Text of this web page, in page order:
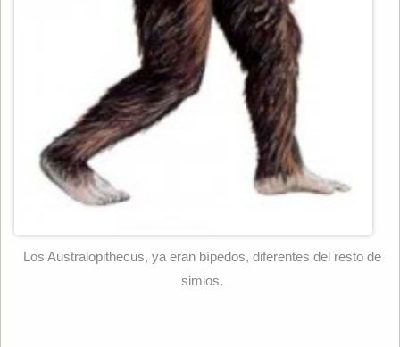
Los Australopithecus, ya eran bípedos, diferentes del resto de
simios.